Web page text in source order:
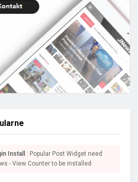
Install
: Popular Post Widget need
- View Counter to be installed